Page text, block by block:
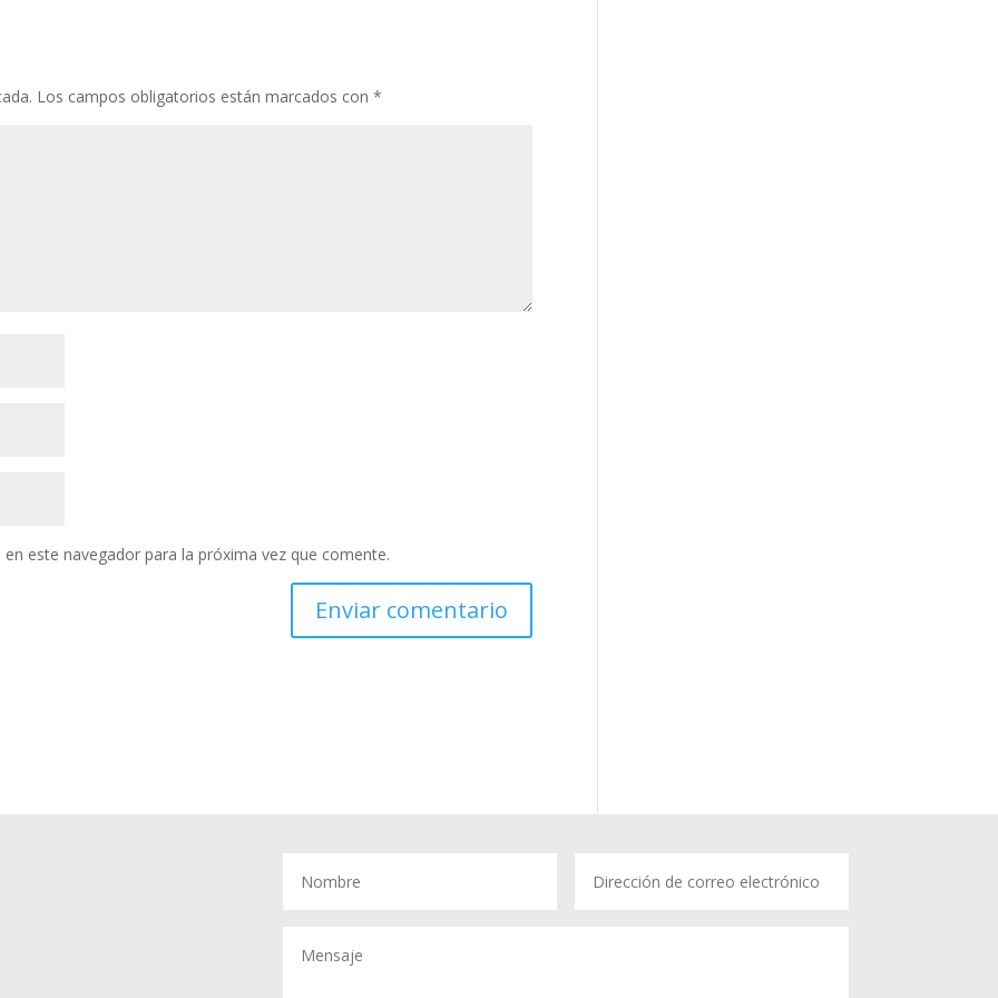
Los campos obligatorios están marcados con*
este navegador para la próxima vez que comente.